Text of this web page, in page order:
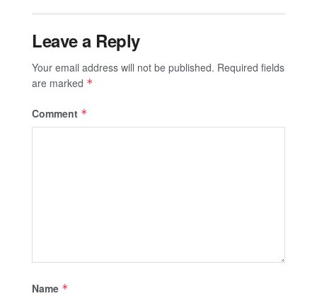
Leave a Reply
Your email address will not be published. Required fields
are marked *
Comment *
Name *